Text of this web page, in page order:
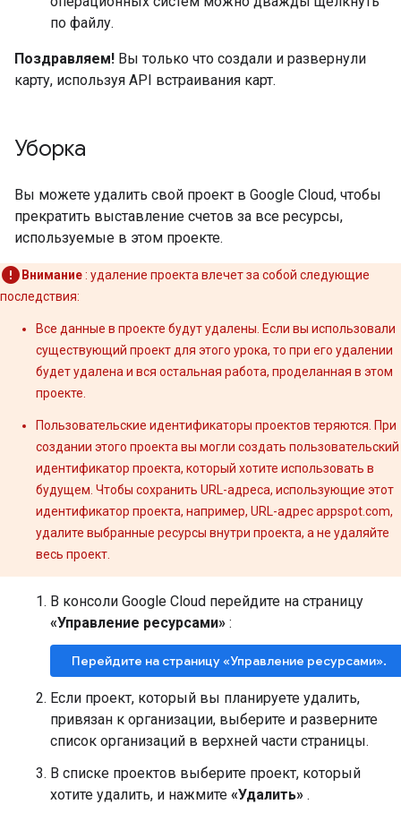
по файлу.
Поздравляем! Вы только что создали и развернули
карту, используя API встраивания карт.
Уборка
Вы можете удалить свой проект в Google Cloud, чтобы
прекратить выставление счетов за все ресурсы,
используемые в этом проекте.
Внимание: удаление проекта влечет за собой следующие
последствия:
Все данные в проекте будут удалены. Если вы использовали
существующий проект для этого урока, то при его удалении
будет удалена и вся остальная работа, проделанная в этом
проекте.
Пользовательские идентификаторы проектов теряются. При
создании этого проекта вы могли создать пользовательский
идентификатор проекта, который хотите использовать в
будущем. Чтобы сохранить URL-адреса, использующие этот
идентификатор проекта, например, URL-адрес appspot.com,
удалите выбранные ресурсы внутри проекта, а не удаляйте
весь проект.
В консоли Google Cloud перейдите на страницу
«Управление ресурсами» :
Перейдите на страницу «Управление ресурсами».
Если проект, который вы планируете удалить,
привязан к организации, выберите и разверните
список организаций в верхней части страницы.
В списке проектов выберите проект, который
хотите удалить, и нажмите «Удалить» .